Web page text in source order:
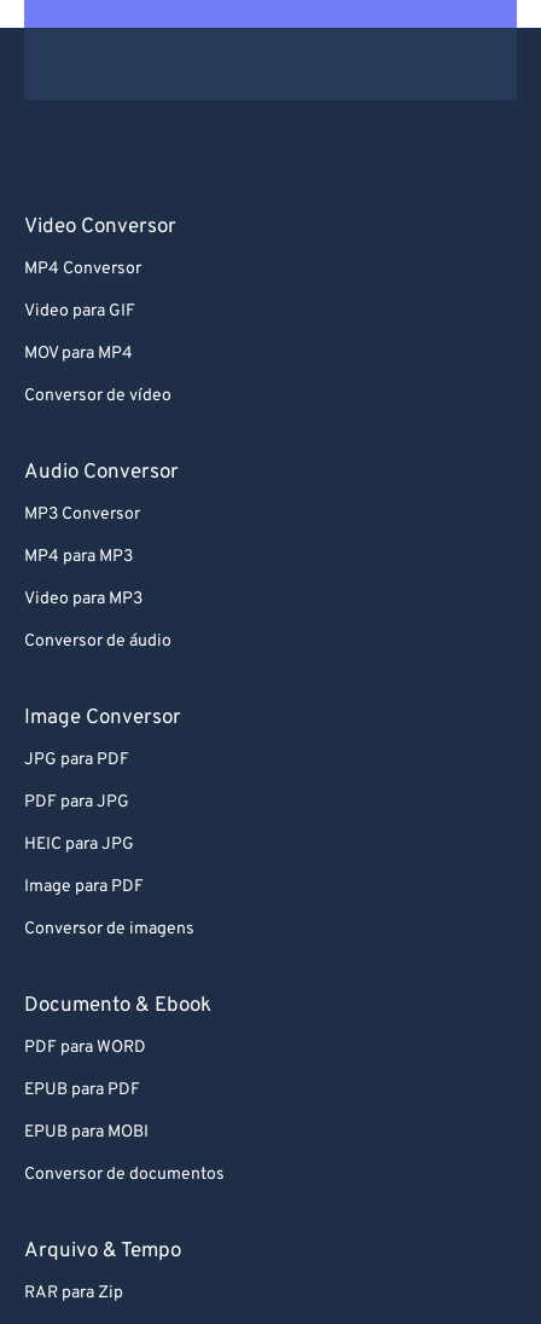
Video Conversor
MP4 Conversor
Video para GIF
MOV para MP4
Conversor de vídeo
Audio Conversor
MP3 Conversor
MP4 para MP3
Video para MP3
Conversor de áudio
Image Conversor
JPG para PDF
PDF para JPG
HEIC para JPG
Image para PDF
Conversor de imagens
Documento & Ebook
PDF para WORD
EPUB para PDF
EPUB para MOBI
Conversor de documentos
Arquivo & Tempo
RAR para Zip